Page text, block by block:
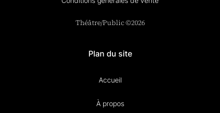
Théâtre/Public ©2026
Plan du site
Accueil
À propos